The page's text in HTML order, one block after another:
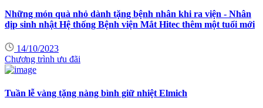
Những món quà nhỏ dành tặng bệnh nhân khi ra viện - Nhân
dịp sinh nhật Hệ thống Bệnh viện Mắt Hitec thêm một tuổi mới
14/10/2023
Chương trình ưu đãi
Tuần lễ vàng tặng nàng bình giữ nhiệt Elmich